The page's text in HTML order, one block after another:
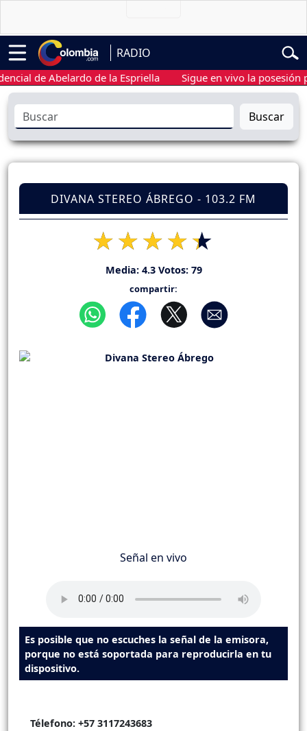
RADIO
de Abelardo de la Espriella Sigue en vivo la posesión
Buscar
DIVANA STEREO ÁBREGO - 103.2 FM
Media: 4.3Votos: 79
compartir:
Señal en vivo
Es posible que no escuches la señal de la emisora,
porque no está soportada para reproducirla en tu
dispositivo.
Télefono: +57 3117243683